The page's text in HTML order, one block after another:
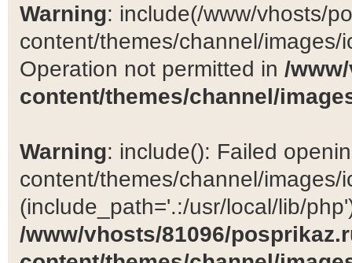
Warning: include(/www/vhosts/
content/themes/channel/
Operation not permitted in /
content/themes/channel/
Warning: include(): Failed
content/themes/channel/images/
(include_path='.:/usr/local/lib/
/www/vhosts/81096/